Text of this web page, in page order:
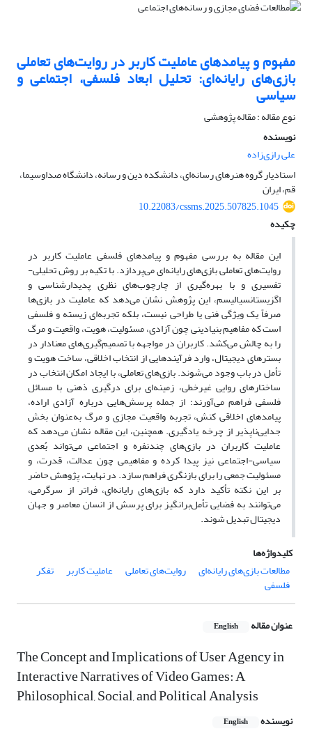
مفهوم و پیامدهای عاملیت کاربر در روایت‌های تعاملی
بازی‌های رایانه‌ای: تحلیل ابعاد فلسفی، اجتماعی و
سیاسی
نوع مقاله : مقاله پژوهشی
نویسنده
علی رازی‌زاده
استادیار گروه هنرهای رسانه‌ای، دانشکده دین و رسانه، دانشگاه صداوسیما،
قم، ایران
10.22083/cssms.2025.507825.1045
چکیده
این مقاله به بررسی مفهوم و پیامدهای فلسفی عاملیت کاربر در
روایت‌های تعاملی بازی‌های رایانه‌ای می‌پردازد. با تکیه بر روش تحلیلی-
تفسیری و با بهره‌گیری از چارچوب‌های نظری پدیدارشناسی و
اگزیستانسیالیسم، این پژوهش نشان می‌دهد که عاملیت در بازی‌ها
صرفاً یک ویژگی فنی یا طراحی نیست، بلکه تجربه‌ای زیسته و فلسفی
است که مفاهیم بنیادینی چون آزادی، مسئولیت، هویت، واقعیت و مرگ
را به چالش می‌کشد. کاربران در مواجهه با تصمیم‌گیری‌های معنادار در
بسترهای دیجیتال، وارد فرآیندهایی از انتخاب اخلاقی، ساخت هویت و
تأمل در باب وجود می‌شوند. بازی‌های تعاملی، با ایجاد امکان انتخاب در
ساختارهای روایی غیرخطی، زمینه‌ای برای درگیری ذهنی با مسائل
فلسفی فراهم می‌آورند؛ از جمله پرسش‌هایی درباره آزادی اراده،
پیامدهای اخلاقی کنش، تجربه واقعیت مجازی و مرگ به‌عنوان بخش
جدایی‌ناپذیر از چرخه یادگیری. همچنین، این مقاله نشان می‌دهد که
عاملیت کاربران در بازی‌های چندنفره و اجتماعی می‌تواند بُعدی
سیاسی-اجتماعی نیز پیدا کرده و مفاهیمی چون عدالت، قدرت، و
مسئولیت جمعی را برای بازنگری فراهم سازد. در نهایت، پژوهش حاضر
بر این نکته تأکید دارد که بازی‌های رایانه‌ای، فراتر از سرگرمی،
می‌توانند به فضایی تأمل‌برانگیز برای پرسش از انسان معاصر و جهان
دیجیتال تبدیل شوند.
کلیدواژه‌ها
مطالعات بازی‌های رایانه‌ای
روایت‌های تعاملی عاملیت کاربر تفکر
فلسفی
عنوان مقاله English
The Concept and Implications of User Agency in
Interactive Narratives of Video Games: A
Philosophical, Social, and Political Analysis
نویسنده English